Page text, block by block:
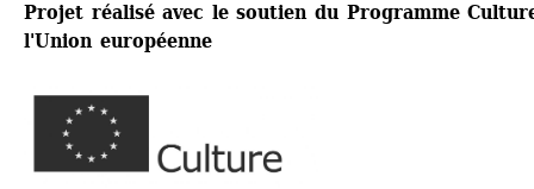
Projet réalisé avec le soutien du Programme
l'Union européenne